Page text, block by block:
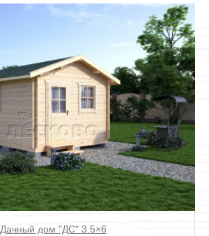
Дачный дом "ДС" 3.5×6